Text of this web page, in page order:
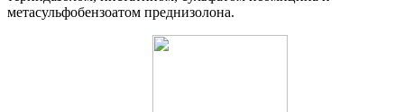
метасульфобензоатом преднизолона.